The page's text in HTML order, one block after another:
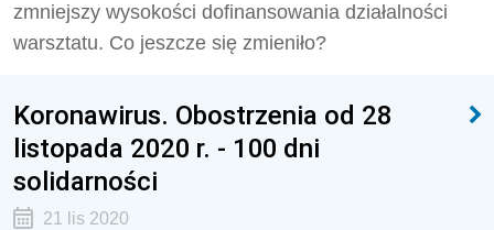
zmniejszy wysokości dofinansowania działalności
warsztatu. Co jeszcze się zmieniło?
Koronawirus. Obostrzenia od 28
listopada 2020 r. - 100 dni
solidarności
21 lis 2020